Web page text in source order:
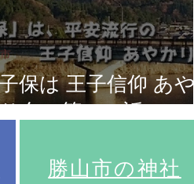
保は 王子信仰 あや
名（第１５話）
​勝山市の神社